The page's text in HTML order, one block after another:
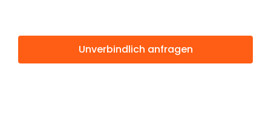
Unverbindlich anfragen